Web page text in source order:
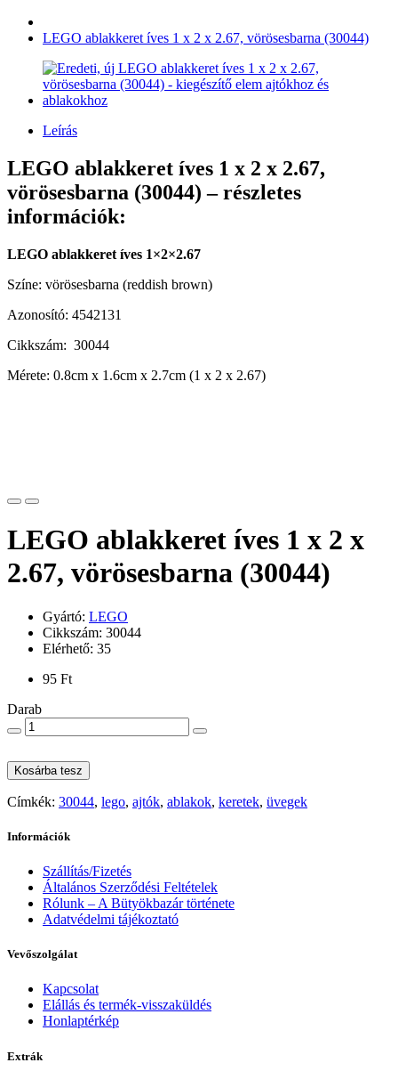
LEGO ablakkeret íves 1 x 2 x 2.67, vörösesbarna (30044)
Leírás
LEGO ablakkeret íves 1 x 2 x 2.67,
vörösesbarna (30044) – részletes
információk:
LEGO ablakkeret íves 1×2×2.67
Színe: vörösesbarna (reddish brown)
Azonosító: 4542131
Cikkszám: 30044
Mérete: 0.8cm x 1.6cm x 2.7cm (1 x 2 x 2.67)
LEGO ablakkeret íves 1 x 2 x
2.67, vörösesbarna (30044)
Gyártó: LEGO
Cikkszám: 30044
Elérhető: 35
95 Ft
Darab
Kosárba tesz
Címkék: 30044, lego, ajtók, ablakok, keretek, üvegek
Információk
Szállítás/Fizetés
Általános Szerződési Feltételek
Rólunk – A Bütyökbazár története
Adatvédelmi tájékoztató
Vevőszolgálat
Kapcsolat
Elállás és termék-visszaküldés
Honlaptérkép
Extrák